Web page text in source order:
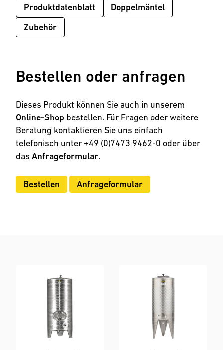
Produktdatenblatt
Doppelmäntel
Zubehör
Bestellen oder anfragen
Dieses Produkt können Sie auch in unserem
Online-Shop bestellen. Für Fragen oder weitere
Beratung kontaktieren Sie uns einfach
telefonisch unter +49 (0)7473 9462-0 oder über
das Anfrageformular.
Bestellen Anfrageformular